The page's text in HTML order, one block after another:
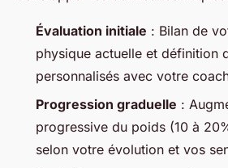
Évaluation initiale : Bilan de
physique actuelle et définition
personnalisés avec votre
Progression graduelle :
progressive du poids (10 à
selon votre évolution et vos